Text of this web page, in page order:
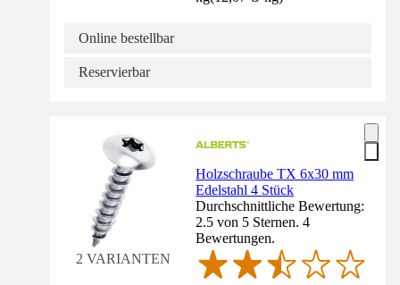
Online bestellbar
Reservierbar
2 VARIANTEN
Holzschraube TX 6x30 mm
Edelstahl 4 Stück
Durchschnittliche Bewertung:
2.5 von 5 Sternen. 4
Bewertungen.